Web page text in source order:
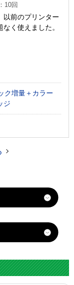
10回
以前のプリンター
く使えました。
ク増量＋カラー
ジ